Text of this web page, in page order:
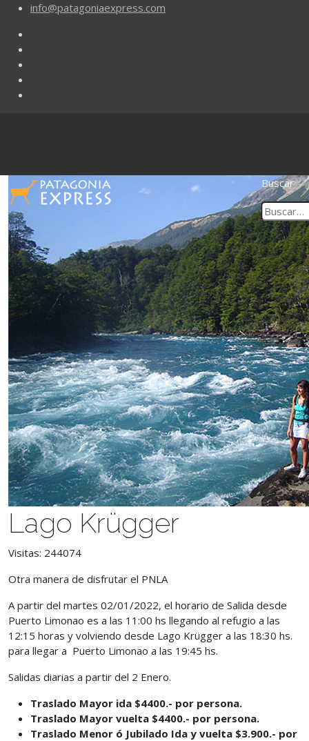
info@patagoniaexpress.com
Buscar
Lago Krügger
Visitas: 244074
Otra manera de disfrutar el PNLA
A partir del martes 02/01/2022, el horario de Salida desde
Puerto Limonao es a las 11:00 hs llegando al refugio a las
12:15 horas y volviendo desde Lago Krügger a las 18:30 hs.
para llegar a Puerto Limonao a las 19:45 hs.
Salidas diarias a partir del 2 Enero.
Traslado Mayor ida $4400.- por persona.
Traslado Mayor vuelta $4400.- por persona.
Traslado Menor ó Jubilado Ida y vuelta $3.900.- por